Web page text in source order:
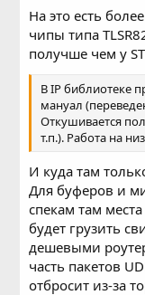
На это есть
чипы типа
получше чем у
В IP библиотеке
мануал
Откушивается
т.п.). Работа на
И куда там
Для буферов и
спекам там
будет грузить
дешевыми
часть пакетов
отбросит из-за